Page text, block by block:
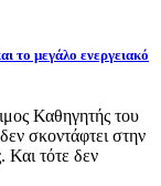
το μεγάλο ενεργειακό
Καθηγητής του
σκοντάφτει στην
Και τότε δεν